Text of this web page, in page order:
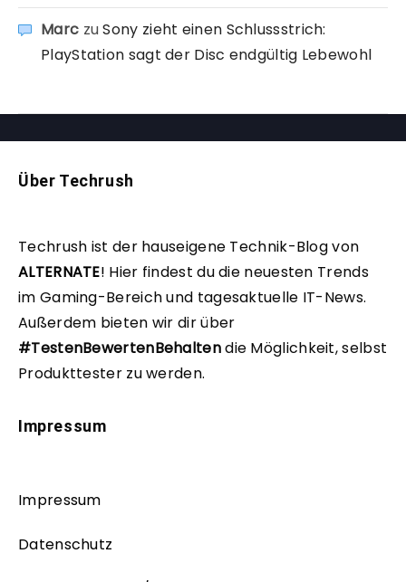
Marc zuSony zieht einen Schlussstrich:
PlayStation sagt der Disc endgültig Lebewohl
Über Techrush
Techrush ist der hauseigene Technik-Blog von
ALTERNATE! Hier findest du die neuesten Trends
im Gaming-Bereich und tagesaktuelle IT-News.
Außerdem bieten wir dir über
#TestenBewertenBehaltendie Möglichkeit, selbst
Produkttester zu werden.
Impressum
Impressum
Datenschutz